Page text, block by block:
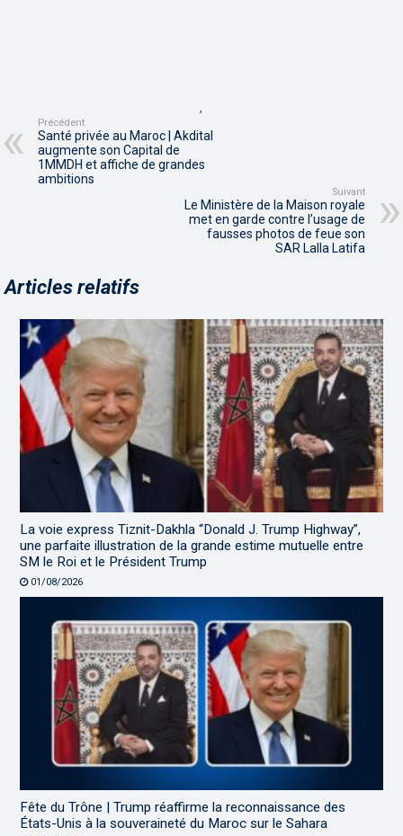
,
Précédent
Santé privée au Maroc | Akdital
augmente son Capital de
1MMDH et affiche de grandes
ambitions
Suivant
Le Ministère de la Maison royale
met en garde contre l’usage de
fausses photos de feue son
SAR Lalla Latifa
Articles relatifs
La voie express Tiznit-Dakhla “Donald J. Trump Highway”,
une parfaite illustration de la grande estime mutuelle entre
SM le Roi et le Président Trump
01/08/2026
Fête du Trône | Trump réaffirme la reconnaissance des
États-Unis à la souveraineté du Maroc sur le Sahara